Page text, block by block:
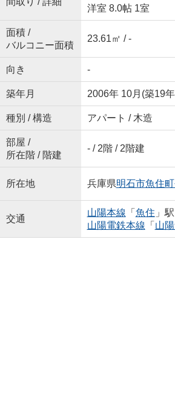
洋室 8.0帖 1室
面積 /
バルコニー面積
23.61㎡ / -
向き -
築年月 2006年 10月(築19
種別 / 構造 アパート / 木造
部屋 /
所在階 / 階建
- / 2階 / 2階建
所在地 兵庫県明石市魚住
交通
山陽本線 「 魚住 」
山陽電鉄本線 「 山